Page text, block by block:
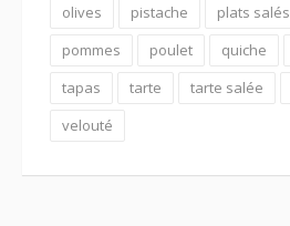
olives
pistache plats salés
pommes
poulet quiche
tapas
tarte tarte salée
velouté